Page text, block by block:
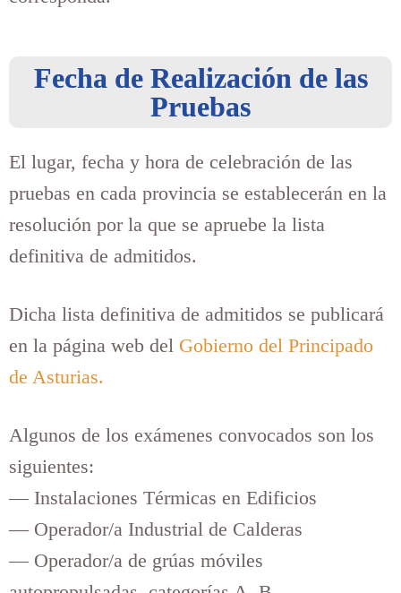
Fecha de Realización de las
Pruebas
El lugar, fecha y hora de celebración de las
pruebas en cada provincia se establecerán en la
resolución por la que se apruebe la lista
definitiva de admitidos.
Dicha lista definitiva de admitidos se publicará
en la página web del Gobierno del Principado
de Asturias.
Algunos de los exámenes convocados son los
siguientes:
— Instalaciones Térmicas en Edificios
— Operador/a Industrial de Calderas
— Operador/a de grúas móviles